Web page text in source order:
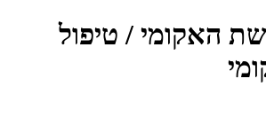
האקומי / טיפול